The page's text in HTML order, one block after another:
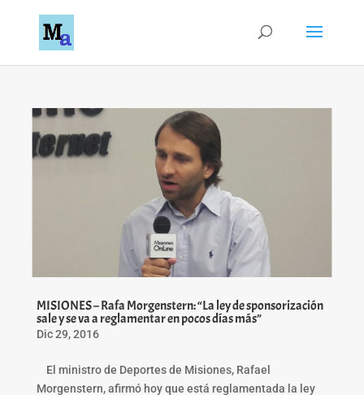
MISIONES – Rafa Morgenstern: “La ley de sponsorización
sale y se va a reglamentar en pocos días más”
Dic 29, 2016
El ministro de Deportes de Misiones, Rafael
Morgenstern, afirmó hoy que está reglamentada la ley